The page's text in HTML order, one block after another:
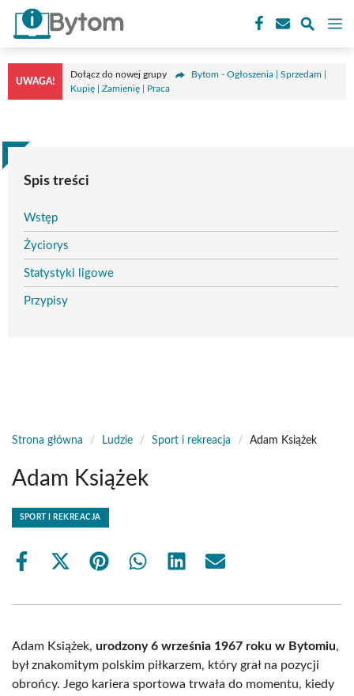
Przejdź
treści
UWAGA!
Dołącz do nowej grupy
Bytom - Ogłoszenia | Sprzedam |
Kupię | Zamienię | Praca
Spis treści
Wstęp
Życiorys
Statystyki ligowe
Przypisy
Strona główna / Ludzie / Sport i rekreacja / Adam Książek
Adam Książek
SPORT I REKREACJA
Share
Share
(Twitter)
Share Share Share Share
Adam Książek, urodzony 6 września 1967 roku w Bytomiu,
był znakomitym polskim piłkarzem, który grał na pozycji
obrońcy. Jego kariera sportowa trwała do momentu, kiedy